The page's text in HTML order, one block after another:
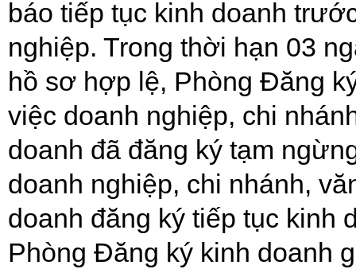
báo tiếp tục kinh doanh
nghiệp. Trong thời hạn 03
hồ sơ hợp lệ, Phòng Đăng
việc doanh nghiệp, chi
doanh đã đăng ký tạm
doanh nghiệp, chi nhánh,
doanh đăng ký tiếp tục kinh
Phòng Đăng ký kinh doanh